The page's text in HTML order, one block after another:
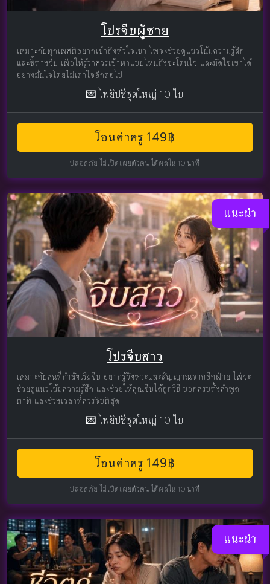
โปรจีบผู้ชาย
เหมาะกับทุกเพศที่อยากเข้าถึงหัวใจเขา ไพ่จะช่วยดูแนวโน้มความรู้สึก
และชี้ทางจีบ เพื่อให้รู้ว่าควรเข้าหาแบบไหนถึงจะโดนใจ และมัดใจเขาได้
อย่างมั่นใจโดยไม่เดาใจอีกต่อไป
💌 ไพ่ยิปซีชุดใหญ่ 10 ใบ
โอนค่าครู 149฿
ปลอดภัย ไม่เปิดเผยตัวตน ได้ผลใน 10 นาที
แนะนำ
โปรจีบสาว
เหมาะกับคนที่กำลังเริ่มจีบ อยากรู้จังหวะและสัญญาณจากอีกฝ่าย ไพ่จะ
ช่วยดูแนวโน้มความรู้สึก และช่วยให้คุณจีบได้ถูกวิธี บอกครบทั้งคำพูด
ท่าที และช่วงเวลาที่ควรจีบที่สุด
💌 ไพ่ยิปซีชุดใหญ่ 10 ใบ
โอนค่าครู 149฿
ปลอดภัย ไม่เปิดเผยตัวตน ได้ผลใน 10 นาที
แนะนำ